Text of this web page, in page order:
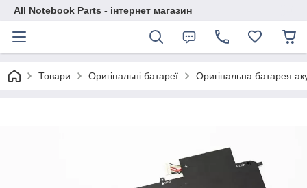
All Notebook Parts - інтернет магазин
Товари Оригінальні батареї Оригінальна батарея